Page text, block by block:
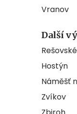
Vranov
Další
Hostýn
Náměšť
Zvíkov